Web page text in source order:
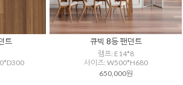
트 큐빅 8등 팬던트
램프: E14*8
사이즈: W500*H680
650,000원